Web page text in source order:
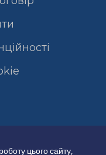
цього сайту,